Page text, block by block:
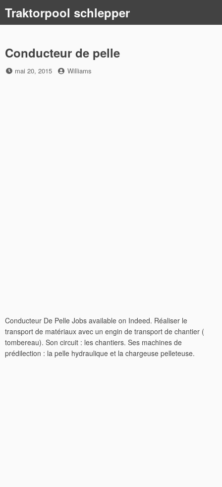
content
Traktorpool schlepper
Conducteur de pelle
Posted
mai 20, 2015 by
Williams
Conducteur De Pelle Jobs available on Indeed. Réaliser le
transport de matériaux avec un engin de transport de chantier (
tombereau). Son circuit : les chantiers. Ses machines de
prédilection : la pelle hydraulique et la chargeuse pelleteuse.